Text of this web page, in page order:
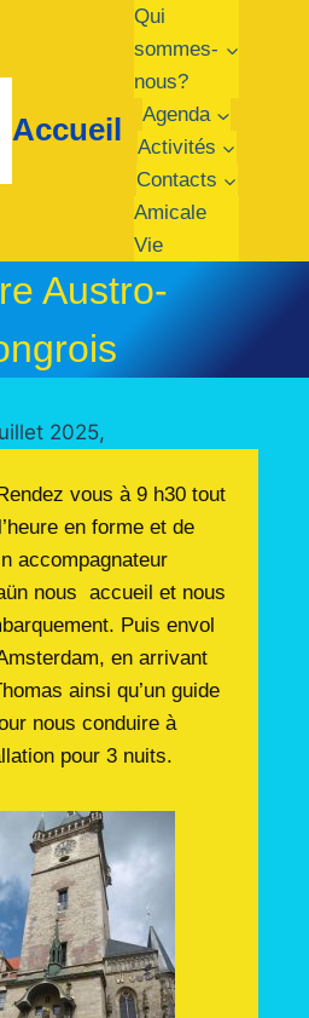
Accueil
Qui
sommes-
nous?
Agenda
Activités
Contacts
Amicale
Vie
Austro-
2025,
vous à 9 h30 tout
en forme et de
accompagnateur
nous accueil et nous
Puis envol
en arrivant
ainsi qu’un guide
nous conduire à
pour 3 nuits.